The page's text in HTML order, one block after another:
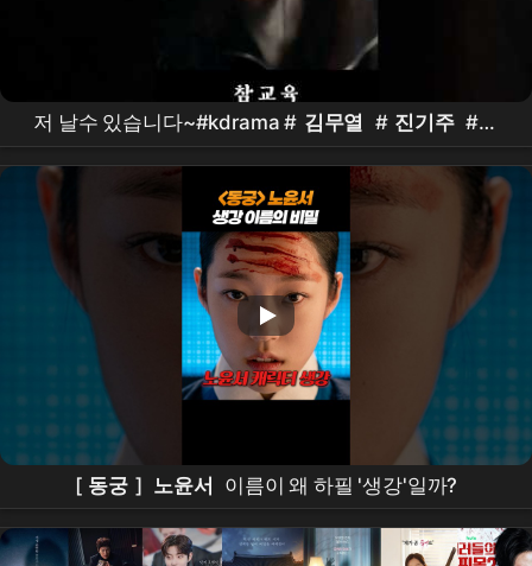
저 날수 있습니다~#kdrama # 김무열 # 진기주 #표
지훈 # 이성민 # 참교육 드라마 # Netflix
[ 동궁 ] 노윤서 이름이 왜 하필 '생강'일까?